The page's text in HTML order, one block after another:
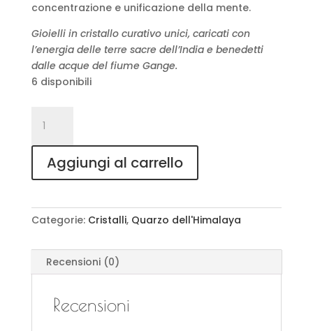
concentrazione e unificazione della mente.
Gioielli in cristallo curativo unici, caricati con
l’energia delle terre sacre dell’India e benedetti
dalle acque del fiume Gange.
6 disponibili
Orecchini
a
cerchio
quantità
Aggiungi al carrello
Categorie: Cristalli, Quarzo dell'Himalaya
Recensioni (0)
Recensioni